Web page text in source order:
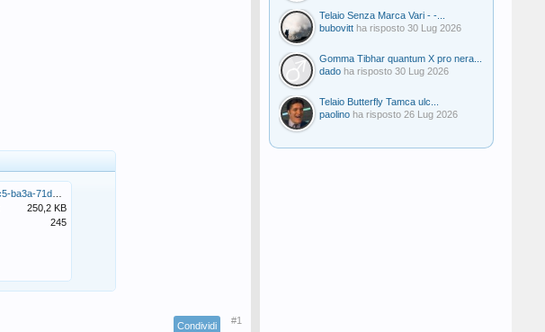
250,2 KB
245
Condividi #1
Telaio Senza Marca Vari - -...
bubovitt ha risposto 30 Lug 2026
Gomma Tibhar quantum X pro nera...
dado ha risposto 30 Lug 2026
Telaio Butterfly Tamca ulc...
paolino ha risposto 26 Lug 2026